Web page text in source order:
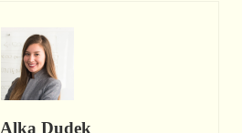
Alka Dudek